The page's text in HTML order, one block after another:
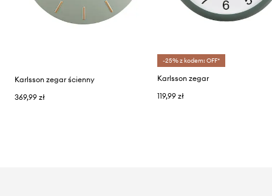
Karlsson zegar ścienny
369,99 zł
-25% z kodem: OFF*
Karlsson zegar
119,99 zł